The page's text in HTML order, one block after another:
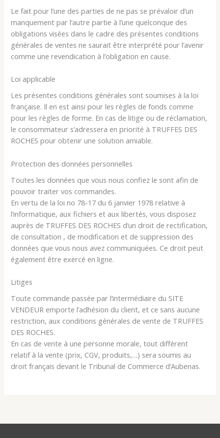
Le fait pour l’une des parties de ne pas se prévaloir d’un
manquement par l’autre partie à l’une quelconque des
obligations visées dans le cadre des présentes conditions
générales de ventes ne saurait être interprété pour l’avenir
comme une revendication à l’obligation en cause.
Loi applicable
Les présentes conditions générales sont soumises à la loi
française. Il en est ainsi pour les règles de fonds comme
pour les règles de forme. En cas de litige ou de réclamation,
le consommateur s’adressera en priorité à TRUFFES DES
ROCHES pour obtenir une solution amiable.
Protection des données personnelles
Toutes les données que vous nous confiez le sont afin de
pouvoir traiter vos commandes.
En vertu de la loi no 78-17 du 6 janvier 1978 relative à
l’informatique, aux fichiers et aux libertés, vous disposez
auprès de TRUFFES DES ROCHES d’un droit de rectification,
de consultation , de modification et de suppression des
données que vous nous avez communiquées. Ce droit peut
également être exercé en ligne.
Litiges
Toute commande passée par l’intermédiaire du SITE
VENDEUR emporte l’adhésion du client, et ce sans aucune
restriction, aux conditions générales de vente de TRUFFES
DES ROCHES.
En cas de vente à une personne morale, tout différent
relatif à la vente (prix, CGV, produits,…) sera soumis au
droit français devant le Tribunal de Commerce d’Aubenas.